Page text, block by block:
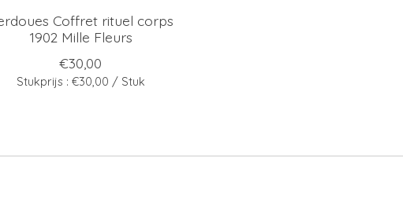
Coffret rituel corps
1902 Mille Fleurs
€30,00
Stukprijs : €30,00 / Stuk